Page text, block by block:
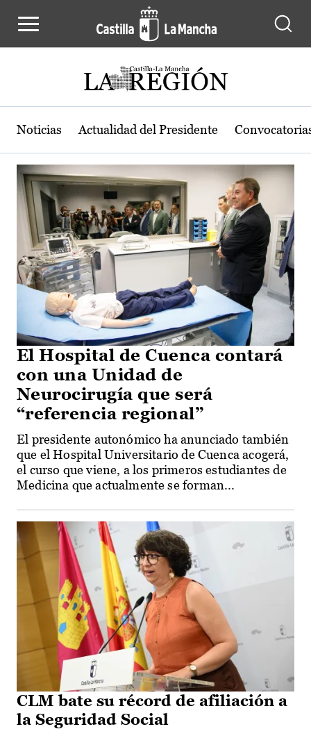
Actualidad de la región de Castilla-
Noticias Actualidad del Presidente
El Hospital de Cuenca contará
con una Unidad de
Neurocirugía que será
“referencia regional”
El presidente autonómico ha anunciado también
que el Hospital Universitario de Cuenca acogerá,
el curso que viene, a los primeros estudiantes de
Medicina que actualmente se forman...
CLM bate su récord de afiliación a
la Seguridad Social